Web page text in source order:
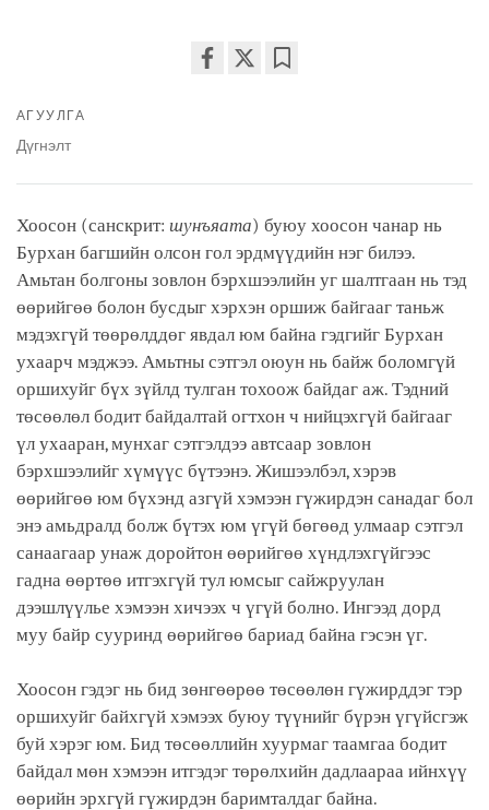
АГУУЛГА
Дүгнэлт
Хоосон (санскрит: шунъяата) буюу хоосон чанар нь
Бурхан багшийн олсон гол эрдмүүдийн нэг билээ.
Амьтан болгоны зовлон бэрхшээлийн уг шалтгаан нь тэд
өөрийгөө болон бусдыг хэрхэн оршиж байгааг таньж
мэдэхгүй төөрөлддөг явдал юм байна гэдгийг Бурхан
ухаарч мэджээ. Амьтны сэтгэл оюун нь байж боломгүй
оршихуйг бүх зүйлд тулган тохоож байдаг аж. Тэдний
төсөөлөл бодит байдалтай огтхон ч нийцэхгүй байгааг
үл ухааран, мунхаг сэтгэлдээ автсаар зовлон
бэрхшээлийг хүмүүс бүтээнэ. Жишээлбэл, хэрэв
өөрийгөө юм бүхэнд азгүй хэмээн гүжирдэн санадаг бол
энэ амьдралд болж бүтэх юм үгүй бөгөөд улмаар сэтгэл
санаагаар унаж доройтон өөрийгөө хүндлэхгүйгээс
гадна өөртөө итгэхгүй тул юмсыг сайжруулан
дээшлүүлье хэмээн хичээх ч үгүй болно. Ингээд дорд
муу байр сууринд өөрийгөө бариад байна гэсэн үг.
Хоосон гэдэг нь бид зөнгөөрөө төсөөлөн гүжирддэг тэр
оршихуйг байхгүй хэмээх буюу түүнийг бүрэн үгүйсгэж
буй хэрэг юм. Бид төсөөллийн хуурмаг таамгаа бодит
байдал мөн хэмээн итгэдэг төрөлхийн дадлаараа ийнхүү
өөрийн эрхгүй гүжирдэн баримталдаг байна.